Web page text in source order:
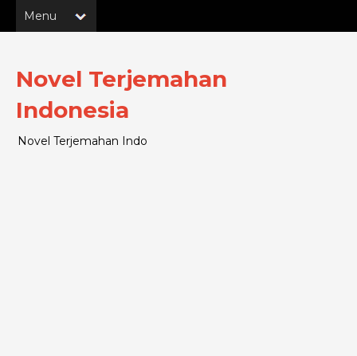
Novel Terjemahan
Indonesia
Novel Terjemahan Indo